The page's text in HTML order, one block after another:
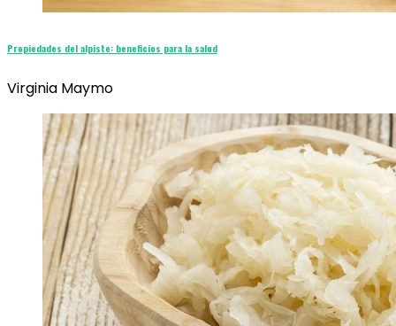
Propiedades del alpiste: beneficios para la salud
Virginia Maymo